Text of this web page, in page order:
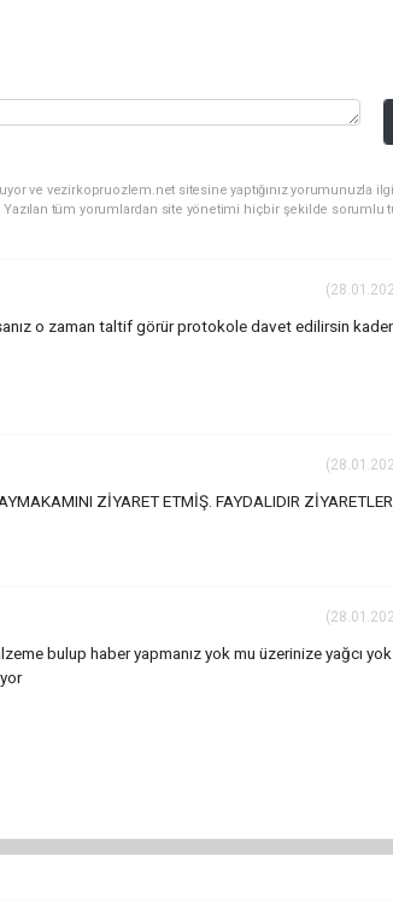
ve vezirkopruozlem.net sitesine yaptığınız yorumunuzla
tüm yorumlardan site yönetimi hiçbir şekilde sorumlu
o zaman taltif görür protokole davet edilirsin
ZİYARET ETMİŞ. FAYDALIDIR
bulup haber yapmanız yok mu üzerinize yağcı